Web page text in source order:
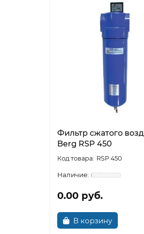
Фильтр сжатого
Berg RSP 450
RSP 450
0.00 руб.
В корзину